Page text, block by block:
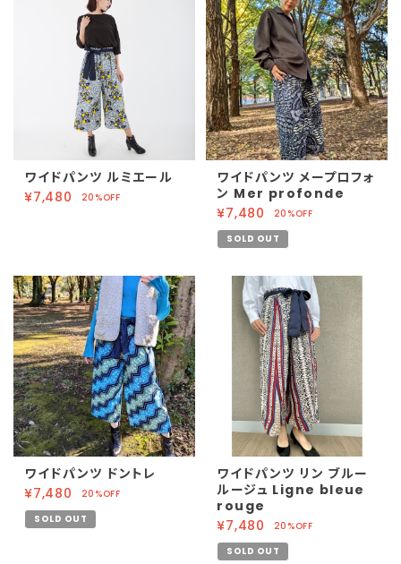
ワイドパンツ ルミエール
¥7,480
20%OFF
ワイドパンツ メープロフォ
ン Mer profonde
¥7,480
20%OFF
SOLD OUT
ワイドパンツ ドントレ
¥7,480
20%OFF
SOLD OUT
ワイドパンツ リン ブルー
ルージュ Ligne bleue
rouge
¥7,480
20%OFF
SOLD OUT